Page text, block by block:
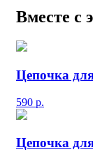
Вместе с
Цепочка
590 р.
Цепочка